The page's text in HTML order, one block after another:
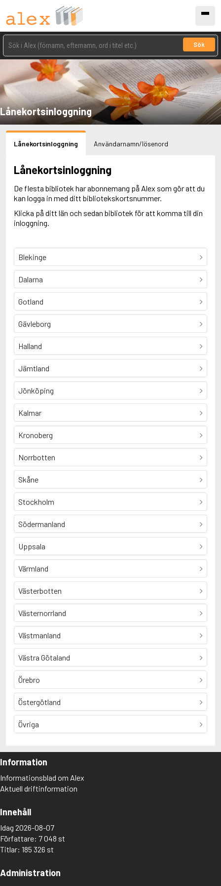
Sök
Lånekortsinloggning
Lånekortsinloggning Användarnamn/lösenord
Lånekortsinloggning
De flesta bibliotek har abonnemang på Alex som gör att du
kan logga in med ditt bibliotekskortsnummer.
Klicka på ditt län och sedan bibliotek för att komma till din
inloggning.
Blekinge
Dalarna
Gotland
Gävleborg
Halland
Jämtland
Jönköping
Kalmar
Kronoberg
Norrbotten
Skåne
Stockholm
Södermanland
Uppsala
Värmland
Västerbotten
Västernorrland
Västmanland
Västra Götaland
Örebro
Östergötland
Övriga
Information
Informationsblad om Alex
Aktuell driftinformation
Innehåll
Idag 2026-08-07
Författare: 7 048 st
Titlar: 185 326 st
Administration